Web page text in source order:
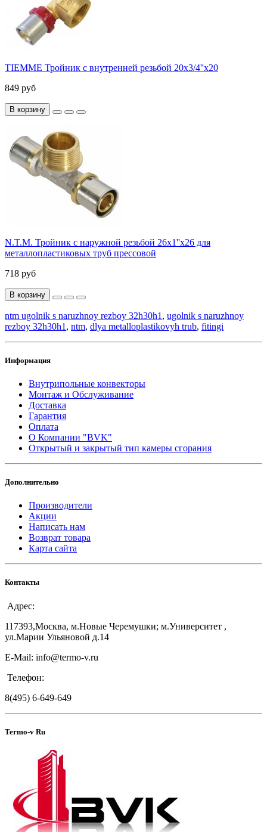
TIEMME Тройник с внутренней резьбой 20х3/4''x20
849 руб
В корзину
N.T.M. Тройник с наружной резьбой 26x1''x26 для
металлопластиковых труб прессовой
718 руб
В корзину
ntm ugolnik s naruzhnoy rezboy 32h30h1 , ugolnik s naruzhnoy
rezboy 32h30h1 , ntm, dlya metalloplastikovyh trub, fitingi
Информация
Внутрипольные конвекторы
Монтаж и Обслуживание
Доставка
Гарантия
Оплата
О Компании "BVK"
Открытый и закрытый тип камеры сгорания
Дополнительно
Производители
Акции
Написать нам
Возврат товара
Карта сайта
Контакты
Адрес:
117393,Москва, м.Новые Черемушки; м.Университет ,
ул.Марии Ульяновой д.14
E-Mail: info@termo-v.ru
Телефон:
8(495) 6-649-649
Termo-v Ru